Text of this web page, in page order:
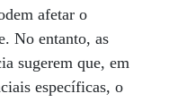
afetar o
No entanto, as
sugerem que, em
específicas, o